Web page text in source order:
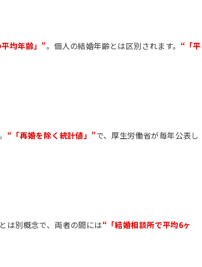
均年齢」”。個人の結婚年齢とは区別されます。 “「平
。 “「再婚を除く統計値」”で、厚生労働省が毎年公表し
は別概念で、両者の間には“「結婚相談所で平均6ヶ